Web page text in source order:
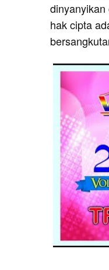
hak cipta